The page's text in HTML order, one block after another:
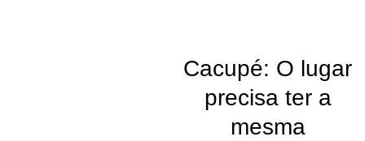
Cacupé: O lugar
precisa ter a
mesma